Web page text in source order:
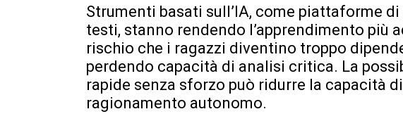
Strumenti basati sull’IA, come piattaforme
testi, stanno rendendo l’apprendimento più
rischio che i ragazzi diventino troppo
perdendo capacità di analisi critica. La
rapide senza sforzo può ridurre la capacità
ragionamento autonomo.